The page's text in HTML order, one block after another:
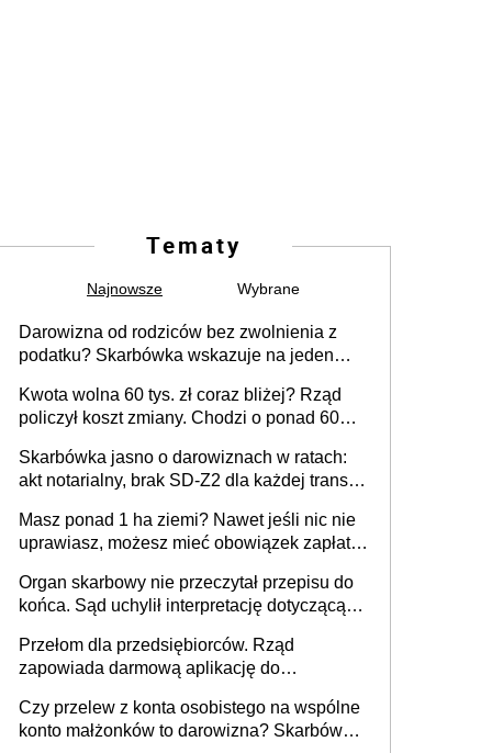
Tematy
Najnowsze Wybrane
Darowizna od rodziców bez zwolnienia z
podatku? Skarbówka wskazuje na jeden
Kwota wolna 60 tys. zł coraz bliżej? Rząd
policzył koszt zmiany. Chodzi o ponad 60
Skarbówka jasno o darowiznach w ratach:
akt notarialny, brak SD-Z2 dla każdej transzy
Masz ponad 1 ha ziemi? Nawet jeśli nic nie
uprawiasz, możesz mieć obowiązek zapłaty
Organ skarbowy nie przeczytał przepisu do
końca. Sąd uchylił interpretację dotyczącą
Przełom dla przedsiębiorców. Rząd
zapowiada darmową aplikację do
Czy przelew z konta osobistego na wspólne
konto małżonków to darowizna? Skarbówka